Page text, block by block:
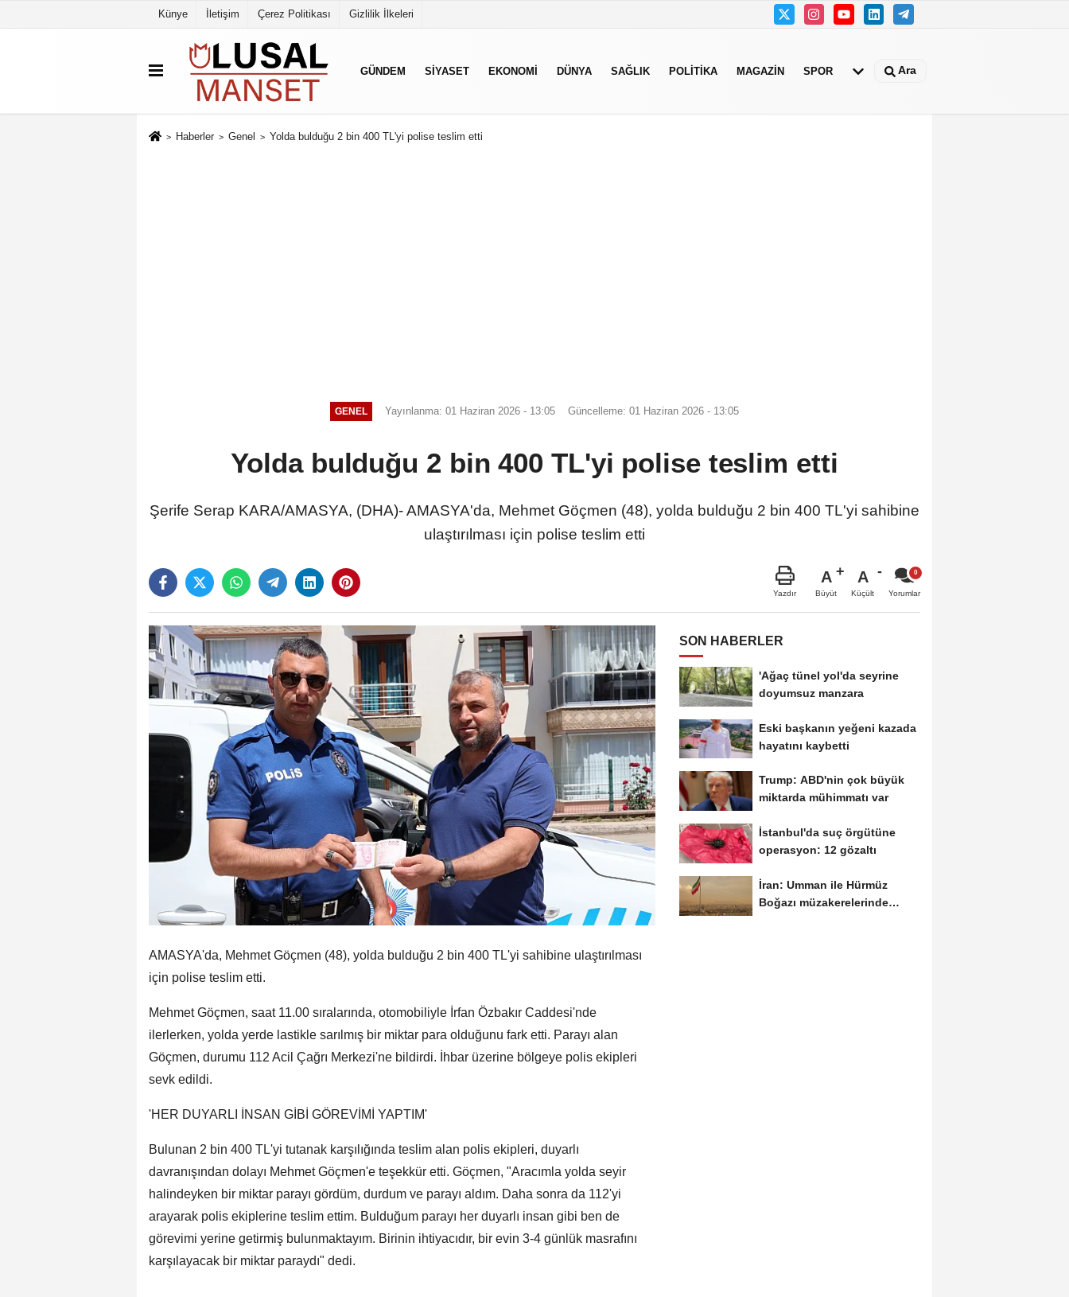
Künye İletişim Çerez Politikası Gizlilik İlkeleri
GÜNDEM SIYASET EKONOMI DÜNYA SAĞLIK POLITIKA MAGAZIN SPOR Ara
Haberler Genel Yolda bulduğu 2 bin 400 TL'yi polise teslim etti
GENEL Yayınlanma: 01 Haziran 2026 - 13:05 Güncelleme: 01 Haziran 2026 - 13:05
Yolda bulduğu 2 bin 400 TL'yi polise teslim etti
Şerife Serap KARA/AMASYA, (DHA)- AMASYA'da, Mehmet Göçmen (48), yolda bulduğu 2 bin 400 TL'yi sahibine
ulaştırılması için polise teslim etti
Yazdır
A
Büyüt
A
Küçült Yorumlar
AMASYA'da, Mehmet Göçmen (48), yolda bulduğu 2 bin 400 TL'yi sahibine ulaştırılması
için polise teslim etti.
Mehmet Göçmen, saat 11.00 sıralarında, otomobiliyle İrfan Özbakır Caddesi'nde
ilerlerken, yolda yerde lastikle sarılmış bir miktar para olduğunu fark etti. Parayı alan
Göçmen, durumu 112 Acil Çağrı Merkezi'ne bildirdi. İhbar üzerine bölgeye polis ekipleri
sevk edildi.
'HER DUYARLI İNSAN GİBİ GÖREVİMİ YAPTIM'
Bulunan 2 bin 400 TL'yi tutanak karşılığında teslim alan polis ekipleri, duyarlı
davranışından dolayı Mehmet Göçmen'e teşekkür etti. Göçmen, "Aracımla yolda seyir
halindeyken bir miktar parayı gördüm, durdum ve parayı aldım. Daha sonra da 112'yi
arayarak polis ekiplerine teslim ettim. Bulduğum parayı her duyarlı insan gibi ben de
görevimi yerine getirmiş bulunmaktayım. Birinin ihtiyacıdır, bir evin 3-4 günlük masrafını
karşılayacak bir miktar paraydı" dedi.
SON HABERLER
'Ağaç tünel yol'da seyrine
doyumsuz manzara
Eski başkanın yeğeni kazada
hayatını kaybetti
Trump: ABD'nin çok büyük
miktarda mühimmatı var
İstanbul'da suç örgütüne
operasyon: 12 gözaltı
İran: Umman ile Hürmüz
Boğazı müzakerelerinde